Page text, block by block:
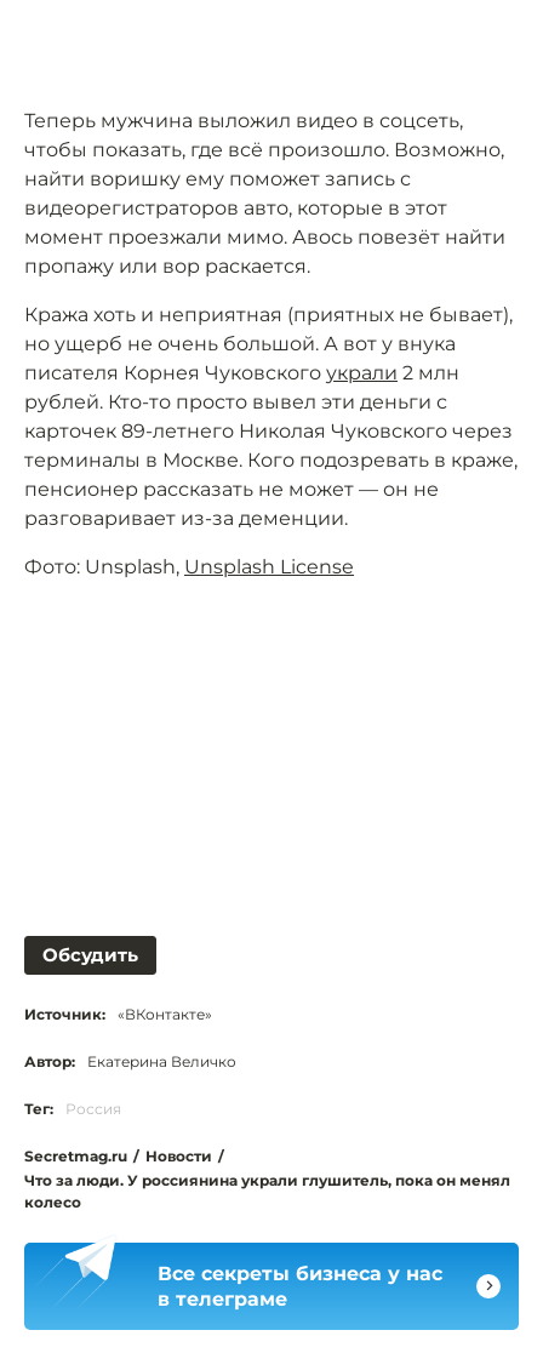
Теперь мужчина выложил видео в соцсеть,
чтобы показать, где всё произошло. Возможно,
найти воришку ему поможет запись с
видеорегистраторов авто, которые в этот
момент проезжали мимо. Авось повезёт найти
пропажу или вор раскается.
Кража хоть и неприятная (приятных не бывает),
но ущерб не очень большой. А вот у внука
писателя Корнея Чуковского украли 2 млн
рублей. Кто-то просто вывел эти деньги с
карточек 89-летнего Николая Чуковского через
терминалы в Москве. Кого подозревать в краже,
пенсионер рассказать не может — он не
разговаривает из-за деменции.
Фото: Unsplash, Unsplash License
Обсудить
Источник: «ВКонтакте»
Автор: Екатерина Величко
Тег: Россия
Secretmag.ru / Новости /
Что за люди. У россиянина украли глушитель, пока он менял
колесо
Все секреты бизнеса у нас
в телеграме